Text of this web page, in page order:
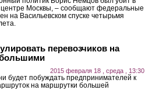
Москвы, – сообщают федеральные
на Васильевском спуске четырьмя
перевозчиков на
большими
2015 февраля 18 , среда , 13:30
будет побуждать предпринимателей к
на маршрутки большей